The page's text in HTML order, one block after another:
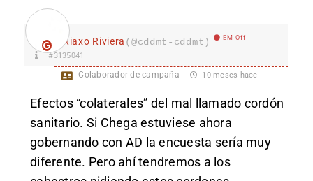
Riaxo Riviera (@cddmt-cddmt) EM Off
#3135041
Colaborador de campaña 10 meses hace
Efectos “colaterales” del mal llamado cordón
sanitario. Si Chega estuviese ahora
gobernando con AD la encuesta sería muy
diferente. Pero ahí tendremos a los